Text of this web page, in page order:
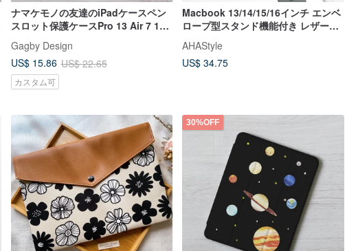
ナマケモノの友達のiPadケースペン
スロット保護ケースPro 13 Air 7 11
世代12.9インチを無料で追加
Gagby Design
US$ 15.86 US$ 22.65
カスタム可
Macbook 13/14/15/16インチ エンベ
ロープ型スタンド機能付き レザーノ
ートPCケース
AHAStyle
US$ 34.75
30%OFF